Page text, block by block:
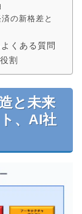
の新格差と
くある質問
割
と未来
、AI社